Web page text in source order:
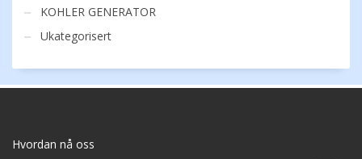
KOHLER GENERATOR
Ukategorisert
Hvordan nå oss